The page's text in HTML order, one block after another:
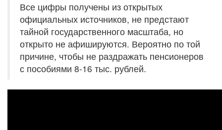
Все цифры получены из открытых
официальных источников, не предстают
тайной государственного масштаба, но
открыто не афишируются. Вероятно по той
причине, чтобы не раздражать пенсионеров
с пособиями 8-16 тыс. рублей.